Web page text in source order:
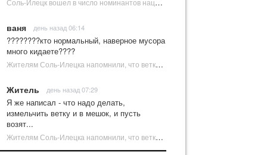
ваня день назад 06:14
????????кто нормальный, наверное мусора
много кидаете????
Жителям Соль-Илецка напомнили, что ветки от деревьев нельзя оставлять на площадках ТКО | Новости Соль-Илецка
Житель день назад 07:29
Я же написал - что надо делать,
измельчить ветку и в мешок, и пусть
возят...
Жителям Соль-Илецка напомнили, что ветки от деревьев нельзя оставлять на площадках ТКО | Новости Соль-Илецка